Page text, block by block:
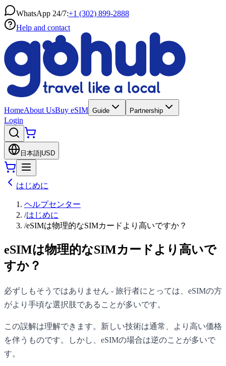
WhatsApp 24/7:+1 (302) 899-2888
Help and contact
HomeAbout UsBuy eSIM Guide Partnership
Login
日本語 USD
はじめに
ヘルプセンター
/はじめに
/eSIMは物理的なSIMカードより高いですか？
eSIMは物理的なSIMカードより高いで
すか？
必ずしもそうではありません - 旅行者にとっては、eSIMの方
がより手頃な選択肢であることが多いです。
この誤解は理解できます。新しい技術は通常、より高い価格
を伴うものです。しかし、eSIMの場合は逆のことが多いで
す。